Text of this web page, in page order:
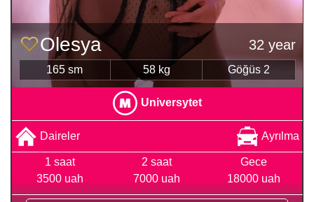
Olesya 32 year
165 sm 58 kg Göğüs 2
Universytet
Daireler Ayrılma
1 saat
3500 uah
2 saat
7000 uah
Gece
18000 uah